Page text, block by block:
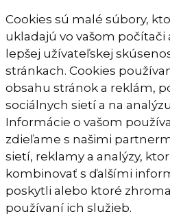
Cookies sú malé súbory,
ukladajú vo vašom
lepšej užívateľskej
stránkach. Cookies
obsahu stránok a reklám,
sociálnych sietí a na
Informácie o vašom
zdieľame s našimi
sietí, reklamy a analýzy,
kombinovať s ďalšími
poskytli alebo ktoré
používaní ich služieb.